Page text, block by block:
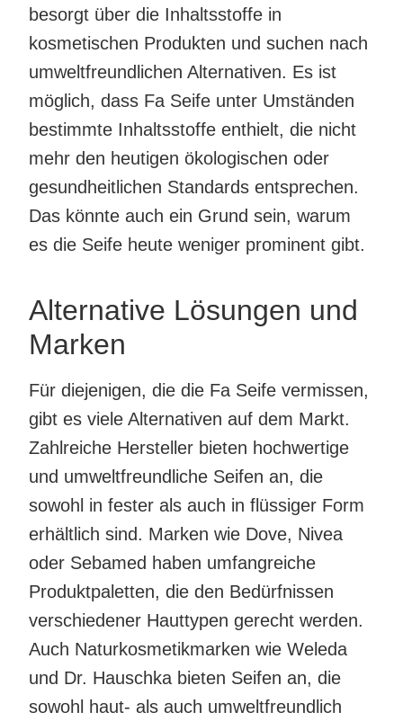
besorgt über die Inhaltsstoffe in
kosmetischen Produkten und suchen nach
umweltfreundlichen Alternativen. Es ist
möglich, dass Fa Seife unter Umständen
bestimmte Inhaltsstoffe enthielt, die nicht
mehr den heutigen ökologischen oder
gesundheitlichen Standards entsprechen.
Das könnte auch ein Grund sein, warum
es die Seife heute weniger prominent gibt.
Alternative Lösungen und
Marken
Für diejenigen, die die Fa Seife vermissen,
gibt es viele Alternativen auf dem Markt.
Zahlreiche Hersteller bieten hochwertige
und umweltfreundliche Seifen an, die
sowohl in fester als auch in flüssiger Form
erhältlich sind. Marken wie Dove, Nivea
oder Sebamed haben umfangreiche
Produktpaletten, die den Bedürfnissen
verschiedener Hauttypen gerecht werden.
Auch Naturkosmetikmarken wie Weleda
und Dr. Hauschka bieten Seifen an, die
sowohl haut- als auch umweltfreundlich